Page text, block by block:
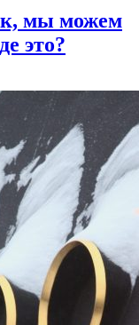
мы можем
это?